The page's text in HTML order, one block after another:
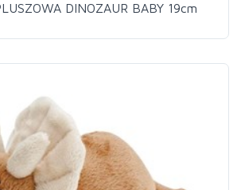
DINOZAUR BABY 19cm